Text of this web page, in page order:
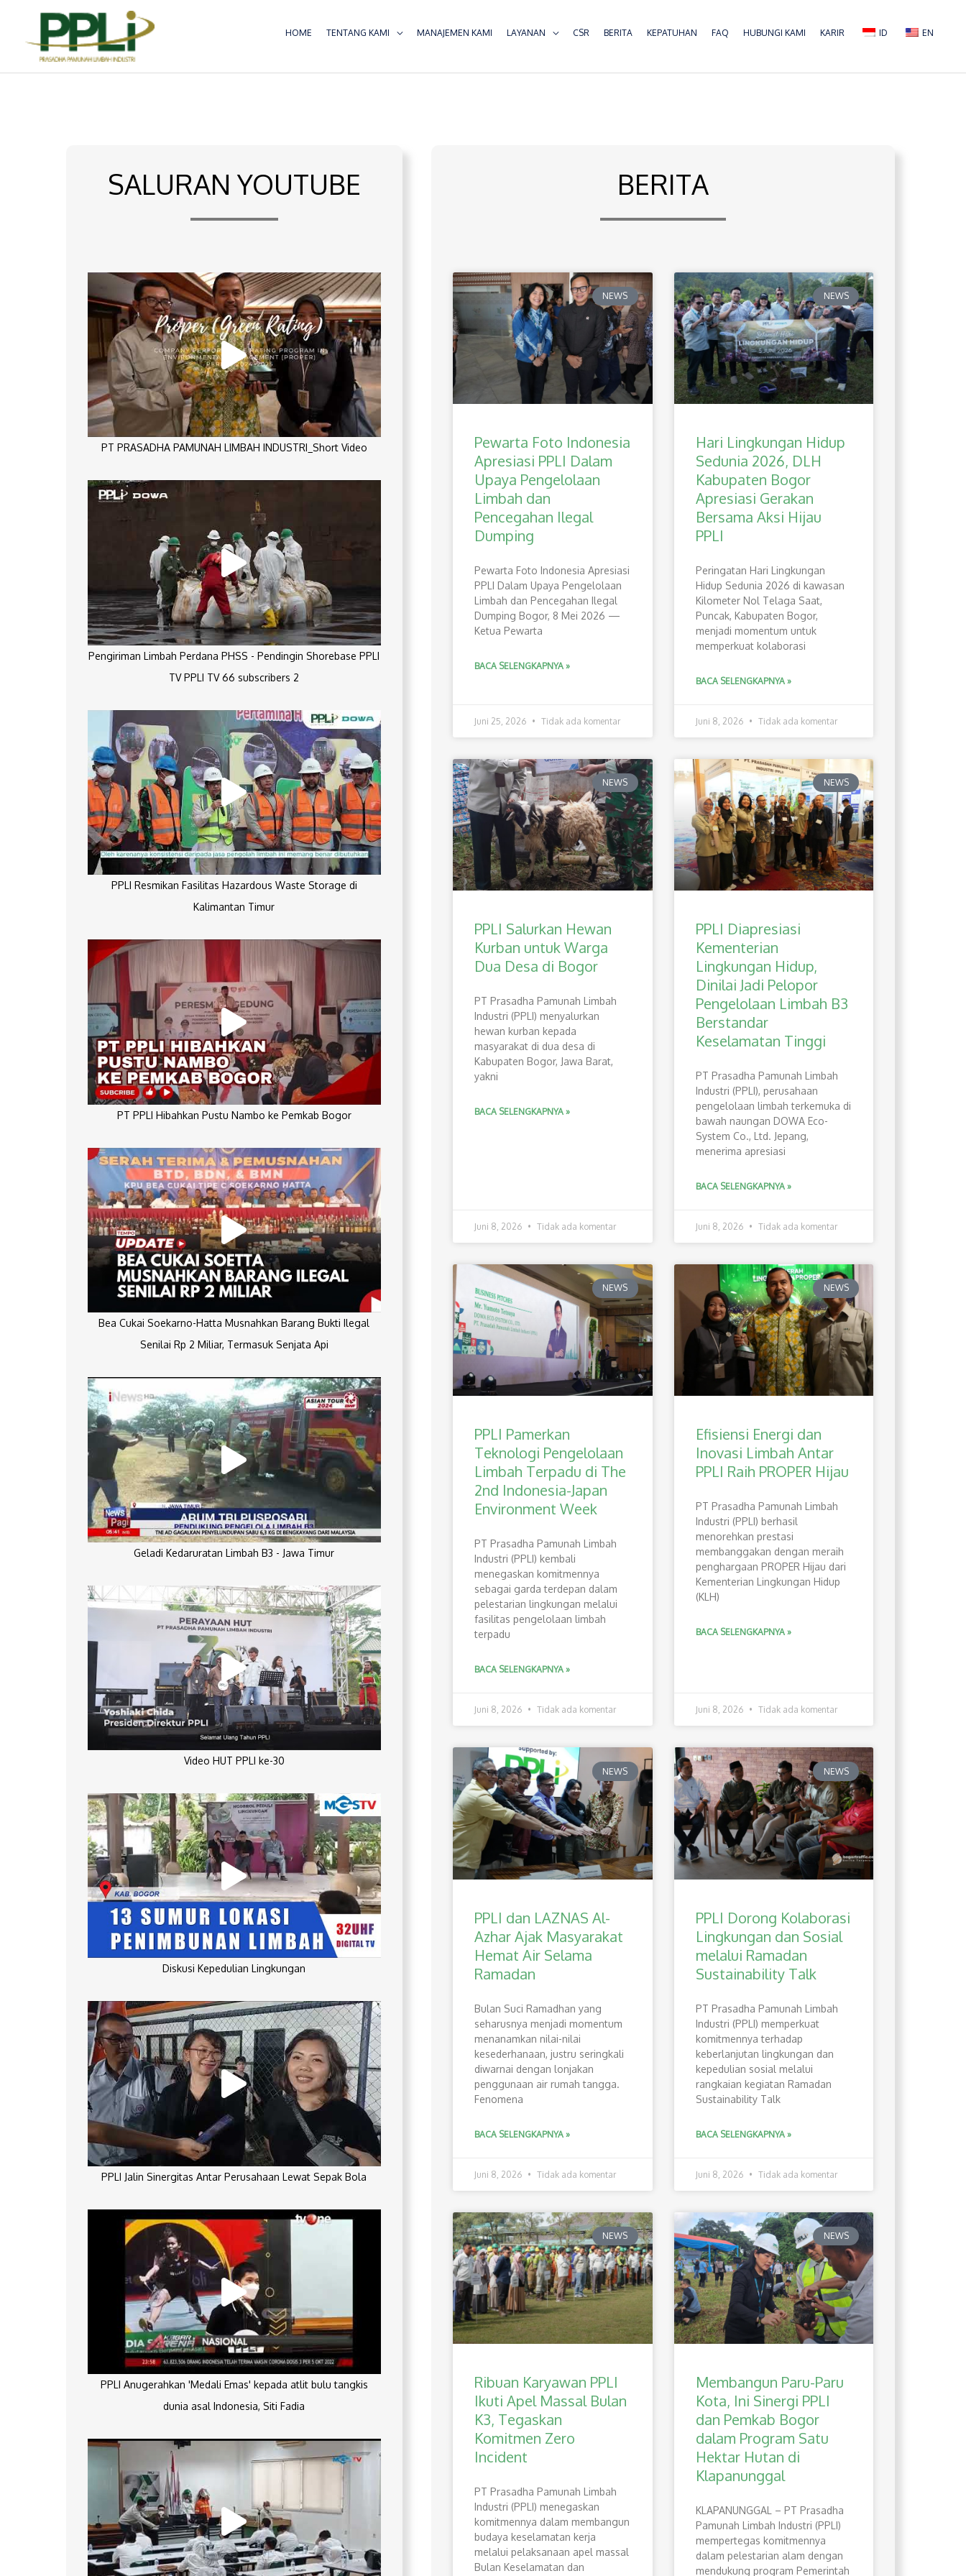
konten
HOME TENTANG KAMI MANAJEMEN KAMI LAYANAN CSR BERITA KEPATUHAN FAQ HUBUNGI KAMI KARIR ID EN
SALURAN YOUTUBE
PT PRASADHA PAMUNAH LIMBAH INDUSTRI_Short Video
Pengiriman Limbah Perdana PHSS - Pendingin Shorebase PPLI
TV PPLI TV 66 subscribers 2
PPLI Resmikan Fasilitas Hazardous Waste Storage di
Kalimantan Timur
PT PPLI Hibahkan Pustu Nambo ke Pemkab Bogor
Bea Cukai Soekarno-Hatta Musnahkan Barang Bukti Ilegal
Senilai Rp 2 Miliar, Termasuk Senjata Api
Geladi Kedaruratan Limbah B3 - Jawa Timur
Video HUT PPLI ke-30
Diskusi Kepedulian Lingkungan
PPLI Jalin Sinergitas Antar Perusahaan Lewat Sepak Bola
PPLI Anugerahkan 'Medali Emas' kepada atlit bulu tangkis
dunia asal Indonesia, Siti Fadia
BERITA
NEWS
Pewarta Foto Indonesia
Apresiasi PPLI Dalam
Upaya Pengelolaan
Limbah dan
Pencegahan Ilegal
Dumping
Pewarta Foto Indonesia Apresiasi
PPLI Dalam Upaya Pengelolaan
Limbah dan Pencegahan Ilegal
Dumping Bogor, 8 Mei 2026 —
Ketua Pewarta
BACA SELENGKAPNYA »
Juni 25, 2026 Tidak ada komentar
NEWS
Hari Lingkungan Hidup
Sedunia 2026, DLH
Kabupaten Bogor
Apresiasi Gerakan
Bersama Aksi Hijau
PPLI
Peringatan Hari Lingkungan
Hidup Sedunia 2026 di kawasan
Kilometer Nol Telaga Saat,
Puncak, Kabupaten Bogor,
menjadi momentum untuk
memperkuat kolaborasi
BACA SELENGKAPNYA »
Juni 8, 2026 Tidak ada komentar
NEWS
PPLI Salurkan Hewan
Kurban untuk Warga
Dua Desa di Bogor
PT Prasadha Pamunah Limbah
Industri (PPLI) menyalurkan
hewan kurban kepada
masyarakat di dua desa di
Kabupaten Bogor, Jawa Barat,
yakni
BACA SELENGKAPNYA »
Juni 8, 2026 Tidak ada komentar
NEWS
PPLI Diapresiasi
Kementerian
Lingkungan Hidup,
Dinilai Jadi Pelopor
Pengelolaan Limbah B3
Berstandar
Keselamatan Tinggi
PT Prasadha Pamunah Limbah
Industri (PPLI), perusahaan
pengelolaan limbah terkemuka di
bawah naungan DOWA Eco-
System Co., Ltd. Jepang,
menerima apresiasi
BACA SELENGKAPNYA »
Juni 8, 2026 Tidak ada komentar
NEWS
PPLI Pamerkan
Teknologi Pengelolaan
Limbah Terpadu di The
2nd Indonesia-Japan
Environment Week
PT Prasadha Pamunah Limbah
Industri (PPLI) kembali
menegaskan komitmennya
sebagai garda terdepan dalam
pelestarian lingkungan melalui
fasilitas pengelolaan limbah
terpadu
BACA SELENGKAPNYA »
Juni 8, 2026 Tidak ada komentar
NEWS
Efisiensi Energi dan
Inovasi Limbah Antar
PPLI Raih PROPER Hijau
PT Prasadha Pamunah Limbah
Industri (PPLI) berhasil
menorehkan prestasi
membanggakan dengan meraih
penghargaan PROPER Hijau dari
Kementerian Lingkungan Hidup
(KLH)
BACA SELENGKAPNYA »
Juni 8, 2026 Tidak ada komentar
NEWS
PPLI dan LAZNAS Al-
Azhar Ajak Masyarakat
Hemat Air Selama
Ramadan
Bulan Suci Ramadhan yang
seharusnya menjadi momentum
menanamkan nilai-nilai
kesederhanaan, justru seringkali
diwarnai dengan lonjakan
penggunaan air rumah tangga.
Fenomena
BACA SELENGKAPNYA »
Juni 8, 2026 Tidak ada komentar
NEWS
PPLI Dorong Kolaborasi
Lingkungan dan Sosial
melalui Ramadan
Sustainability Talk
PT Prasadha Pamunah Limbah
Industri (PPLI) memperkuat
komitmennya terhadap
keberlanjutan lingkungan dan
kepedulian sosial melalui
rangkaian kegiatan Ramadan
Sustainability Talk
BACA SELENGKAPNYA »
Juni 8, 2026 Tidak ada komentar
NEWS
Ribuan Karyawan PPLI
Ikuti Apel Massal Bulan
K3, Tegaskan
Komitmen Zero
Incident
PT Prasadha Pamunah Limbah
Industri (PPLI) menegaskan
komitmennya dalam membangun
budaya keselamatan kerja
melalui pelaksanaan apel massal
Bulan Keselamatan dan
NEWS
Membangun Paru-Paru
Kota, Ini Sinergi PPLI
dan Pemkab Bogor
dalam Program Satu
Hektar Hutan di
Klapanunggal
​KLAPANUNGGAL – PT Prasadha
Pamunah Limbah Industri (PPLI)
mempertegas komitmennya
dalam pelestarian alam dengan
mendukung program Pemerintah